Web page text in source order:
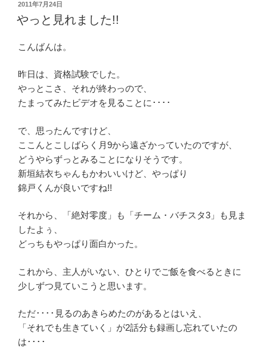
投
稿
日:
2011年7月24日
やっと見れました!!
こんばんは。
昨日は、資格試験でした。
やっとこさ、それが終わっので、
たまってみたビデオを見ることに････
で、思ったんですけど、
ここんとこしばらく月9から遠ざかっていたのですが、
どうやらずっとみることになりそうです。
新垣結衣ちゃんもかわいいけど、やっぱり
錦戸くんが良いですね!!
それから、「絶対零度」も「チーム・バチスタ3」も見ま
したよぅ、
どっちもやっぱり面白かった。
これから、主人がいない、ひとりでご飯を食べるときに
少しずつ見ていこうと思います。
ただ････見るのあきらめたのがあるとはいえ、
「それでも生きていく」が2話分も録画し忘れていたの
は････